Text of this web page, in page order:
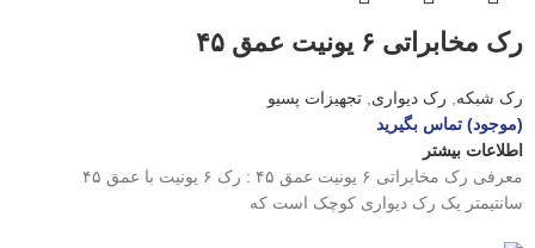
رک مخابراتی ۶ یونیت عمق ۴۵
رک شبکه, رک دیواری, تجهیزات پسیو
(موجود) تماس بگیرید
اطلاعات بیشتر
معرفی رک مخابراتی ۶ یونیت عمق ۴۵ : رک ۶ یونیت با عمق ۴۵
سانتیمتر یک رک دیواری کوچک است که